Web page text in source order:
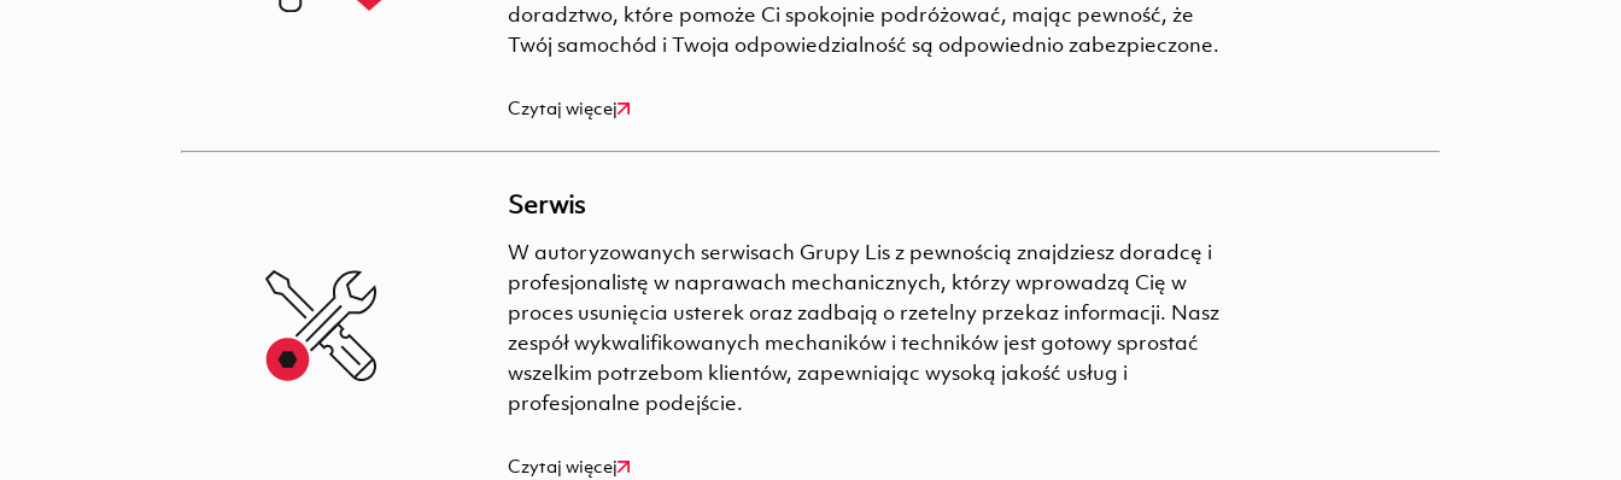
doradztwo, które pomoże Ci spokojnie podróżować, mając pewność, że
Twój samochód i Twoja odpowiedzialność są odpowiednio zabezpieczone.
Czytaj więcej
Serwis
W autoryzowanych serwisach Grupy Lis z pewnością znajdziesz doradcę i
profesjonalistę w naprawach mechanicznych, którzy wprowadzą Cię w
proces usunięcia usterek oraz zadbają o rzetelny przekaz informacji. Nasz
zespół wykwalifikowanych mechaników i techników jest gotowy sprostać
wszelkim potrzebom klientów, zapewniając wysoką jakość usług i
profesjonalne podejście.
Czytaj więcej